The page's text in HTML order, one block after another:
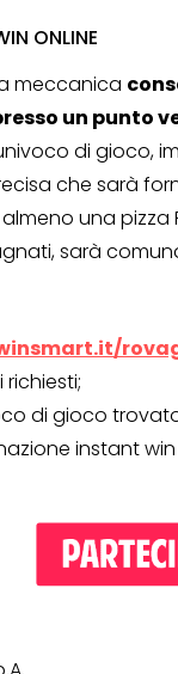
ONLINE
meccanica
un punto
di gioco,
che sarà
una
sarà
richiesti;
di gioco
instant
e
ti
fino